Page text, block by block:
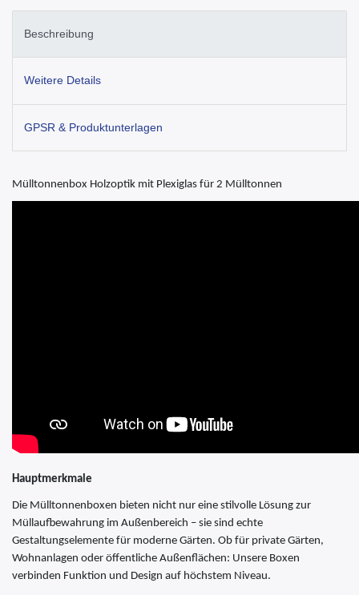
Beschreibung
Weitere Details
GPSR & Produktunterlagen
Mülltonnenbox Holzoptik mit Plexiglas für 2 Mülltonnen
Hauptmerkmale
Die Mülltonnenboxen bieten nicht nur eine stilvolle Lösung zur
Müllaufbewahrung im Außenbereich – sie sind echte
Gestaltungselemente für moderne Gärten. Ob für private Gärten,
Wohnanlagen oder öffentliche Außenflächen: Unsere Boxen
verbinden Funktion und Design auf höchstem Niveau.